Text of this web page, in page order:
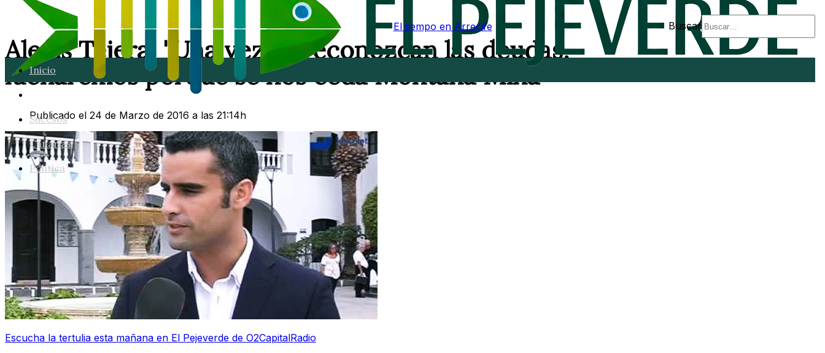
El tiempo en Arrecife Buscar
Inicio
Sucesos
Canarias
Política
Alexis Tejera: "Una vez se reconozcan las deudas,
lucharemos porque se nos ceda Montaña Mina"
Publicado el 24 de Marzo de 2016 a las 21:14h
Escucha la tertulia esta mañana en El Pejeverde de O2CapitalRadio